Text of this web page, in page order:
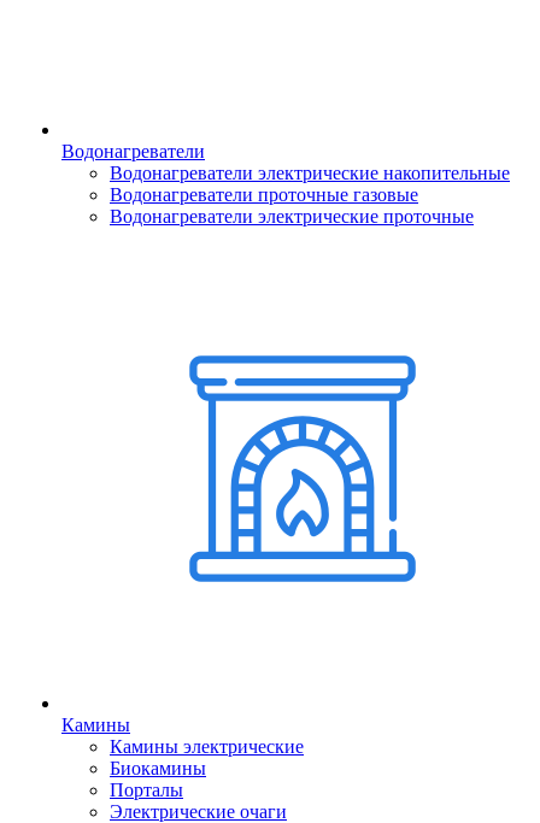
Водонагреватели
Водонагреватели электрические накопительные
Водонагреватели проточные газовые
Водонагреватели электрические проточные
Камины
Камины электрические
Биокамины
Порталы
Электрические очаги